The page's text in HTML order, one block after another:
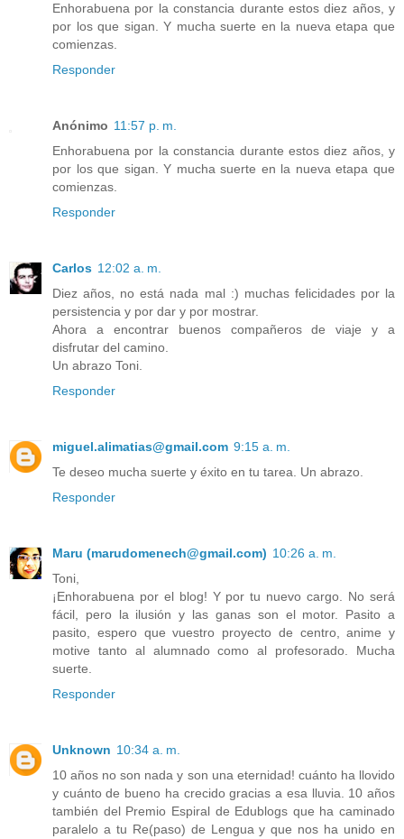
Enhorabuena por la constancia durante estos diez años, y
por los que sigan. Y mucha suerte en la nueva etapa que
comienzas.
Responder
Anónimo 11:57 p. m.
Enhorabuena por la constancia durante estos diez años, y
por los que sigan. Y mucha suerte en la nueva etapa que
comienzas.
Responder
Carlos 12:02 a. m.
Diez años, no está nada mal :) muchas felicidades por la
persistencia y por dar y por mostrar.
Ahora a encontrar buenos compañeros de viaje y a
disfrutar del camino.
Un abrazo Toni.
Responder
miguel.alimatias@gmail.com 9:15 a. m.
Te deseo mucha suerte y éxito en tu tarea. Un abrazo.
Responder
Maru (marudomenech@gmail.com) 10:26 a. m.
Toni,
¡Enhorabuena por el blog! Y por tu nuevo cargo. No será
fácil, pero la ilusión y las ganas son el motor. Pasito a
pasito, espero que vuestro proyecto de centro, anime y
motive tanto al alumnado como al profesorado. Mucha
suerte.
Responder
Unknown 10:34 a. m.
10 años no son nada y son una eternidad! cuánto ha llovido
y cuánto de bueno ha crecido gracias a esa lluvia. 10 años
también del Premio Espiral de Edublogs que ha caminado
paralelo a tu Re(paso) de Lengua y que nos ha unido en